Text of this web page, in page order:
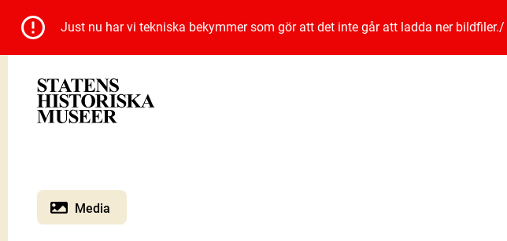
Just nu har vi tekniska bekymmer som gör att det inte går att ladda ner bildfiler./
Media